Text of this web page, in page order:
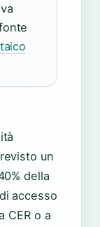
un
della
accesso
CER o a